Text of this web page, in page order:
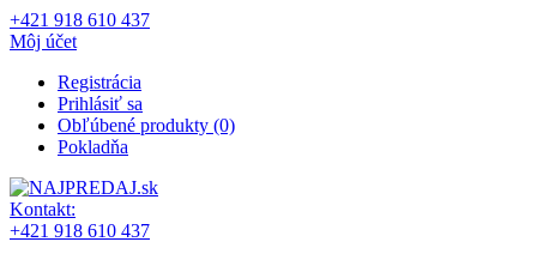
+421 918 610 437
Môj účet
Registrácia
Prihlásiť sa
Obľúbené produkty (0)
Pokladňa
Kontakt:
+421 918 610 437